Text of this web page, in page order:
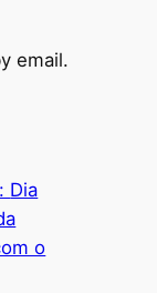
email.
Dia
o